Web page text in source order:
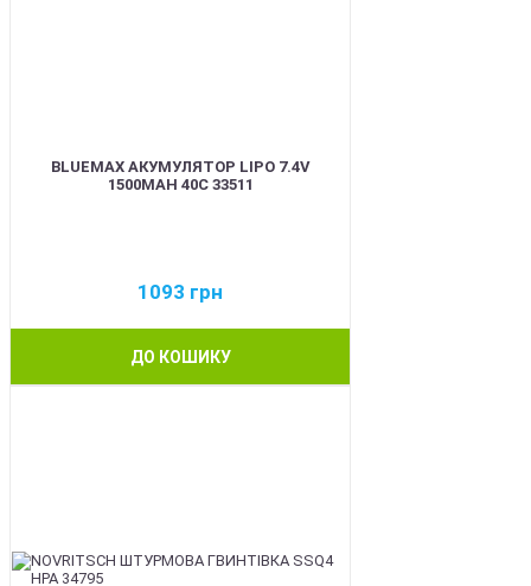
BLUEMAX АКУМУЛЯТОР LIPO 7.4V
1500MAH 40C 33511
1093 грн
ДО КОШИКУ